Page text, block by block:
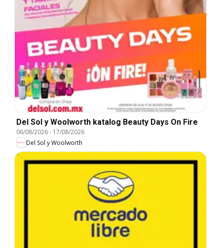
Del Sol y Woolworth katalog Beauty Days On Fire
06/08/2026- 17/08/2026
Del Sol y Woolworth